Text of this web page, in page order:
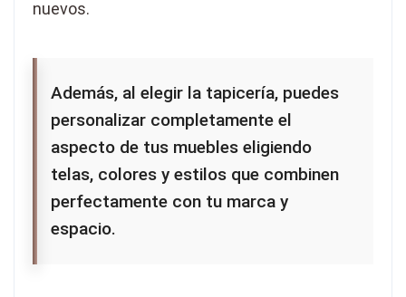
nuevos.
Además, al elegir la tapicería, puedes
personalizar completamente el
aspecto de tus muebles eligiendo
telas, colores y estilos que combinen
perfectamente con tu marca y
espacio.